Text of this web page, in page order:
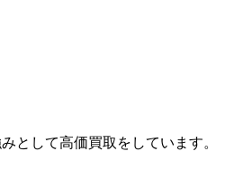
として高価買取をしています。